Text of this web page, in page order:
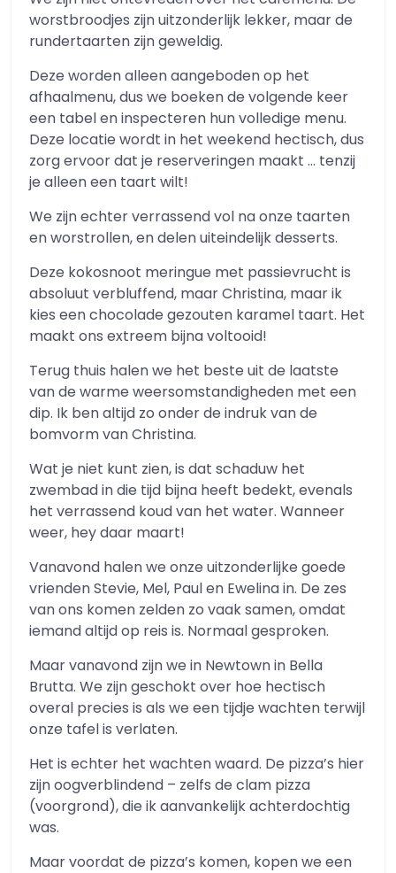
worstbroodjes zijn uitzonderlijk lekker, maar de
rundertaarten zijn geweldig.
Deze worden alleen aangeboden op het
afhaalmenu, dus we boeken de volgende keer
een tabel en inspecteren hun volledige menu.
Deze locatie wordt in het weekend hectisch, dus
zorg ervoor dat je reserveringen maakt … tenzij
je alleen een taart wilt!
We zijn echter verrassend vol na onze taarten
en worstrollen, en delen uiteindelijk desserts.
Deze kokosnoot meringue met passievrucht is
absoluut verbluffend, maar Christina, maar ik
kies een chocolade gezouten karamel taart. Het
maakt ons extreem bijna voltooid!
Terug thuis halen we het beste uit de laatste
van de warme weersomstandigheden met een
dip. Ik ben altijd zo onder de indruk van de
bomvorm van Christina.
Wat je niet kunt zien, is dat schaduw het
zwembad in die tijd bijna heeft bedekt, evenals
het verrassend koud van het water. Wanneer
weer, hey daar maart!
Vanavond halen we onze uitzonderlijke goede
vrienden Stevie, Mel, Paul en Ewelina in. De zes
van ons komen zelden zo vaak samen, omdat
iemand altijd op reis is. Normaal gesproken.
Maar vanavond zijn we in Newtown in Bella
Brutta. We zijn geschokt over hoe hectisch
overal precies is als we een tijdje wachten terwijl
onze tafel is verlaten.
Het is echter het wachten waard. De pizza’s hier
zijn oogverblindend – zelfs de clam pizza
(voorgrond), die ik aanvankelijk achterdochtig
was.
Maar voordat de pizza’s komen, kopen we een